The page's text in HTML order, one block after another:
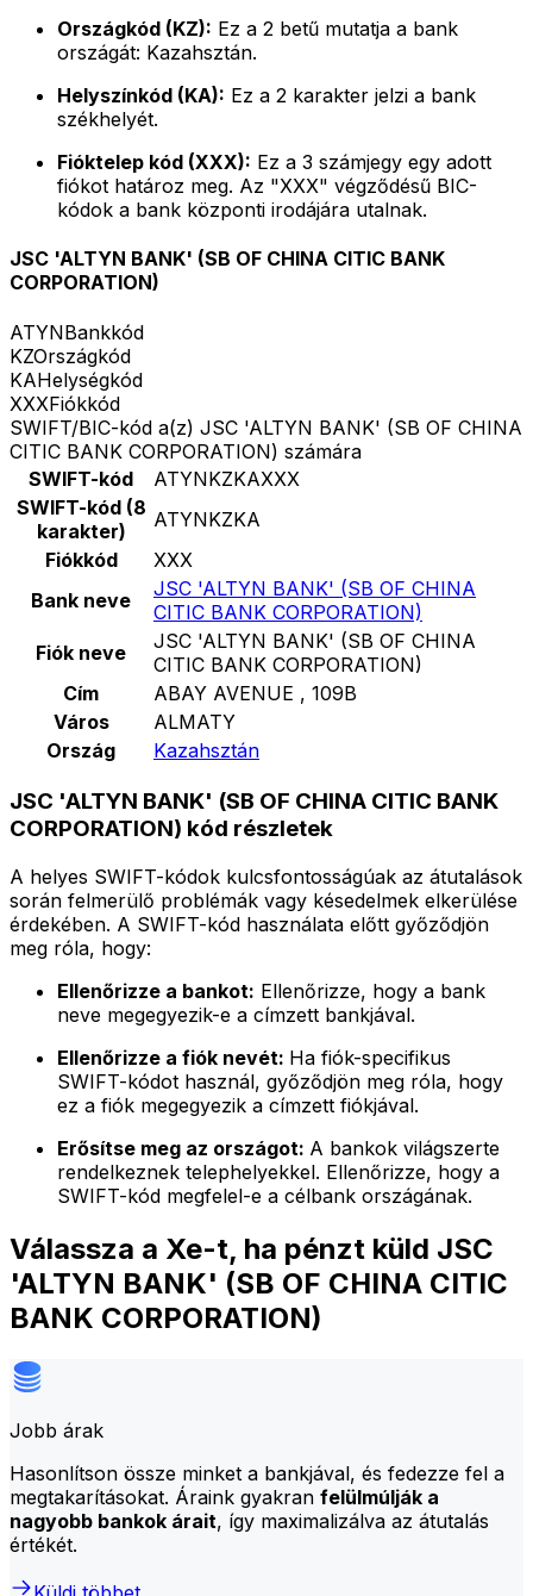
Országkód (KZ): Ez a 2 betű mutatja a bank
országát: Kazahsztán.
Helyszínkód (KA): Ez a 2 karakter jelzi a bank
székhelyét.
Fióktelep kód (XXX): Ez a 3 számjegy egy adott
fiókot határoz meg. Az "XXX" végződésű BIC-
kódok a bank központi irodájára utalnak.
JSC 'ALTYN BANK' (SB OF CHINA CITIC BANK
CORPORATION)
ATYNBankkód
KZOrszágkód
KAHelységkód
XXXFiókkód
SWIFT/BIC-kód a(z) JSC 'ALTYN BANK' (SB OF CHINA
CITIC BANK CORPORATION) számára
SWIFT-kód
ATYNKZKAXXX
SWIFT-kód (8
karakter)
ATYNKZKA
Fiókkód
XXX
Bank neve
JSC 'ALTYN BANK' (SB OF CHINA
CITIC BANK CORPORATION)
Fiók neve
JSC 'ALTYN BANK' (SB OF CHINA
CITIC BANK CORPORATION)
Cím
ABAY AVENUE , 109B
Város
ALMATY
Ország
Kazahsztán
JSC 'ALTYN BANK' (SB OF CHINA CITIC BANK
CORPORATION) kód részletek
A helyes SWIFT-kódok kulcsfontosságúak az átutalások
során felmerülő problémák vagy késedelmek elkerülése
érdekében. A SWIFT-kód használata előtt győződjön
meg róla, hogy:
Ellenőrizze a bankot: Ellenőrizze, hogy a bank
neve megegyezik-e a címzett bankjával.
Ellenőrizze a fiók nevét: Ha fiók-specifikus
SWIFT-kódot használ, győződjön meg róla, hogy
ez a fiók megegyezik a címzett fiókjával.
Erősítse meg az országot: A bankok világszerte
rendelkeznek telephelyekkel. Ellenőrizze, hogy a
SWIFT-kód megfelel-e a célbank országának.
Válassza a Xe-t, ha pénzt küld JSC
'ALTYN BANK' (SB OF CHINA CITIC
BANK CORPORATION)
Jobb árak
Hasonlítson össze minket a bankjával, és fedezze fel a
megtakarításokat. Áraink gyakran felülmúlják a
nagyobb bankok árait, így maximalizálva az átutalás
értékét.